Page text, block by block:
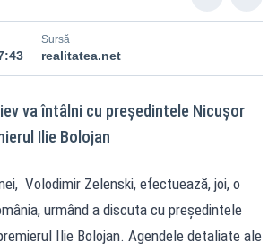
Sursă
realitatea.net
va întâlni cu preşedintele Nicuşor
Ilie Bolojan
Volodimir Zelenski, efectuează, joi, o
urmând a discuta cu preşedintele
Ilie Bolojan. Agendele detaliate ale